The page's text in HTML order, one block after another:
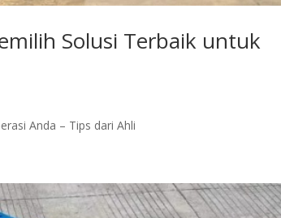
Solusi Terbaik untuk
Anda – Tips dari Ahli